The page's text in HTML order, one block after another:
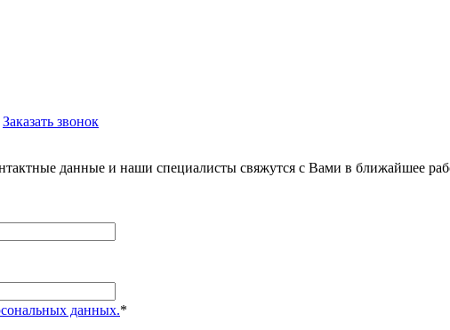
Заказать звонок
данные и наши специалисты свяжутся с Вами в ближайшее
данных.*